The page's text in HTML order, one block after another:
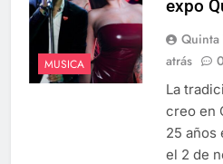
MUSICA
expo
Quinta
atrás
0
La
creo en
25 años
el 2 de